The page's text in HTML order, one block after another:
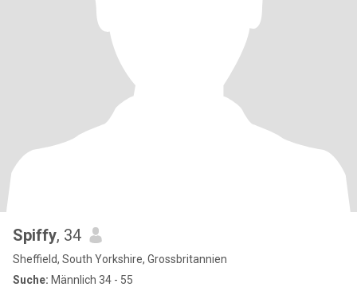
Spiffy, 34
Sheffield, South Yorkshire, Grossbritannien
Suche: Männlich 34 - 55